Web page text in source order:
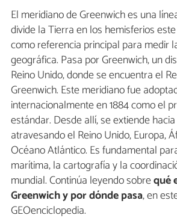
El meridiano de Greenwich es una
divide la Tierra en los hemisferios
como referencia principal para medir
geográfica. Pasa por Greenwich, un
Reino Unido, donde se encuentra el
Greenwich. Este meridiano fue
internacionalmente en 1884 como el
estándar. Desde allí, se extiende
atravesando el Reino Unido, Europa,
Océano Atlántico. Es fundamental
marítima, la cartografía y la
mundial. Continúa leyendo sobrequé
Greenwich y por dónde pasa, en
GEOenciclopedia.